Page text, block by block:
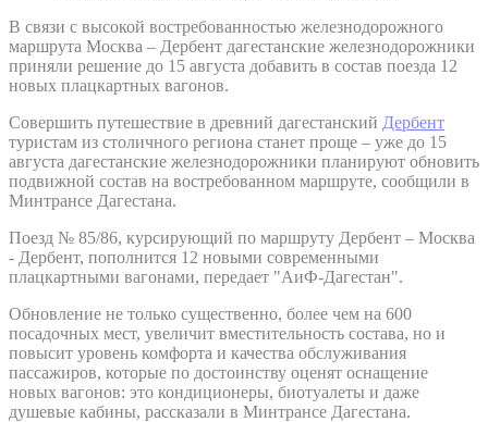
В связи с высокой востребованностью железнодорожного
маршрута Москва – Дербент дагестанские железнодорожники
приняли решение до 15 августа добавить в состав поезда 12
новых плацкартных вагонов.
Совершить путешествие в древний дагестанский Дербент
туристам из столичного региона станет проще – уже до 15
августа дагестанские железнодорожники планируют обновить
подвижной состав на востребованном маршруте, сообщили в
Минтрансе Дагестана.
Поезд № 85/86, курсирующий по маршруту Дербент – Москва
- Дербент, пополнится 12 новыми современными
плацкартными вагонами, передает "АиФ-Дагестан".
Обновление не только существенно, более чем на 600
посадочных мест, увеличит вместительность состава, но и
повысит уровень комфорта и качества обслуживания
пассажиров, которые по достоинству оценят оснащение
новых вагонов: это кондиционеры, биотуалеты и даже
душевые кабины, рассказали в Минтрансе Дагестана.